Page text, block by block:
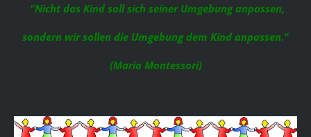
"Nicht das Kind soll sich seiner Umgebung anpassen,
sondern wir sollen die Umgebung dem Kind anpassen."
(Maria Montessori)